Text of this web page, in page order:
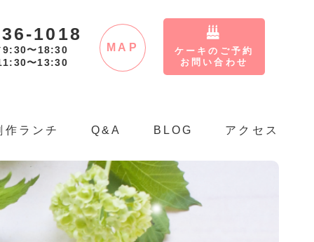
1018
9:30〜18:30
〜13:30
MAP
ケーキのご予約
お問い合わせ
作ランチ Q&A BLOG アクセス